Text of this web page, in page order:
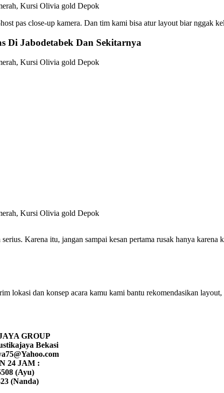
pas close-up kamera. Dan tim kami bisa atur layout biar nggak
Di Jabodetabek Dan Sekitarnya
Karena itu, jangan sampai kesan pertama rusak hanya karena
lokasi dan konsep acara kamu kami bantu rekomendasikan
GROUP
Bekasi
24 JAM :
(Ayu)
(Nanda)